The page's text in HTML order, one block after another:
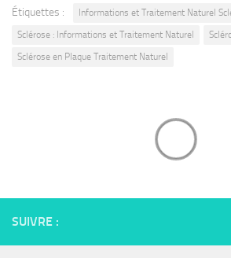
Étiquettes :
Informations et Traitement Naturel
Sclérose : Informations et Traitement Naturel
Sclérose en Plaque Traitement Naturel
SUIVRE :